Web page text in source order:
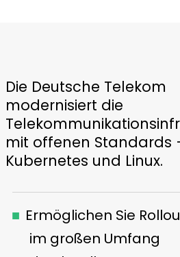
Die Deutsche Telekom
modernisiert die
mit offenen Standards
Kubernetes und Linux.
Ermöglichen Sie
im großen Umfang